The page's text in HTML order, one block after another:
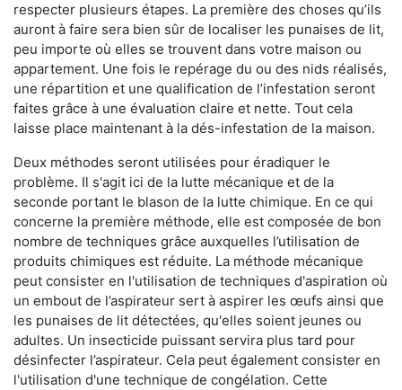
respecter plusieurs étapes. La première des choses qu’ils
auront à faire sera bien sûr de localiser les punaises de lit,
peu importe où elles se trouvent dans votre maison ou
appartement. Une fois le repérage du ou des nids réalisés,
une répartition et une qualification de l’infestation seront
faites grâce à une évaluation claire et nette. Tout cela
laisse place maintenant à la dés-infestation de la maison.
Deux méthodes seront utilisées pour éradiquer le
problème. Il s'agit ici de la lutte mécanique et de la
seconde portant le blason de la lutte chimique. En ce qui
concerne la première méthode, elle est composée de bon
nombre de techniques grâce auxquelles l’utilisation de
produits chimiques est réduite. La méthode mécanique
peut consister en l'utilisation de techniques d'aspiration où
un embout de l’aspirateur sert à aspirer les œufs ainsi que
les punaises de lit détectées, qu'elles soient jeunes ou
adultes. Un insecticide puissant servira plus tard pour
désinfecter l’aspirateur. Cela peut également consister en
l'utilisation d'une technique de congélation. Cette